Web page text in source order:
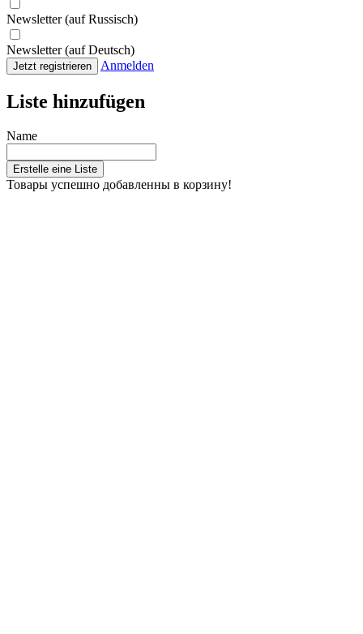
Newsletter (auf Russisch)
Newsletter (auf Deutsch)
Jetzt registrieren Anmelden
Liste hinzufügen
Name
Erstelle eine Liste
Товары успешно добавленны в корзину!